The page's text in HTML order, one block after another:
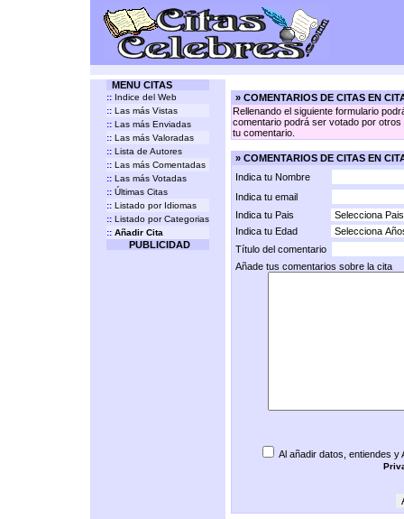
MENU CITAS
:: Indice del Web
:: Las más Vistas
:: Las más Enviadas
:: Las más Valoradas
:: Lista de Autores
:: Las más Comentadas
:: Las más Votadas
:: Últimas Citas
:: Listado por Idiomas
:: Listado por Categorias
:: Añadir Cita
PUBLICIDAD
» COMENTARIOS DE CITAS EN
Rellenando el siguiente formulario
comentario podrá ser votado por
tu comentario.
» COMENTARIOS DE CITAS EN
Indica tu Nombre
Indica tu email
Indica tu Pais
Indica tu Edad
Título del comentario
Añade tus comentarios sobre la cita
Al añadir datos, entiendes y